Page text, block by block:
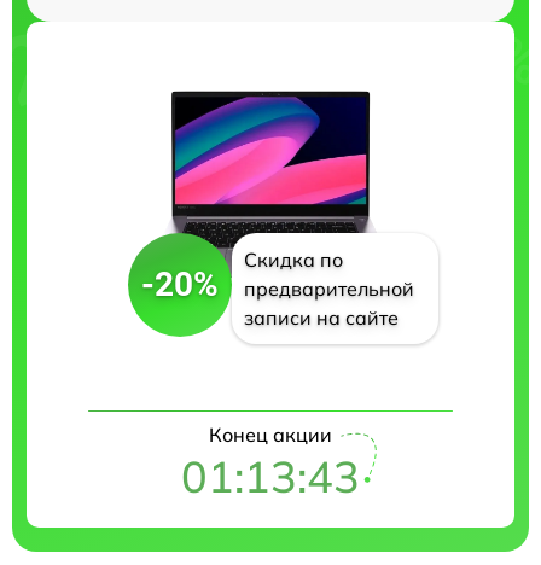
-20%
Скидка по
предварительной
записи на сайте
Конец акции
01:13:42